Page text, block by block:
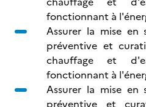
fonctionnant à
Assurer la mise en
préventive et
chauffage et
fonctionnant à
Assurer la mise en
préventive et